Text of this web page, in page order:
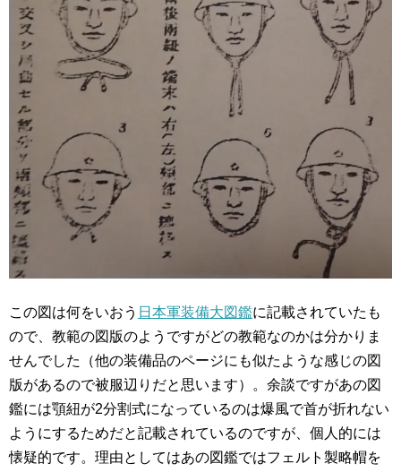
この図は何をいおう 日本軍装備大図鑑に記載されていたも
ので、教範の図版のようですがどの教範なのかは分かりま
せんでした（他の装備品のページにも似たような感じの図
版があるので被服辺りだと思います）。余談ですがあの図
鑑には顎紐が2分割式になっているのは爆風で首が折れない
ようにするためだと記載されているのですが、個人的には
懐疑的です。理由としてはあの図鑑ではフェルト製略帽を